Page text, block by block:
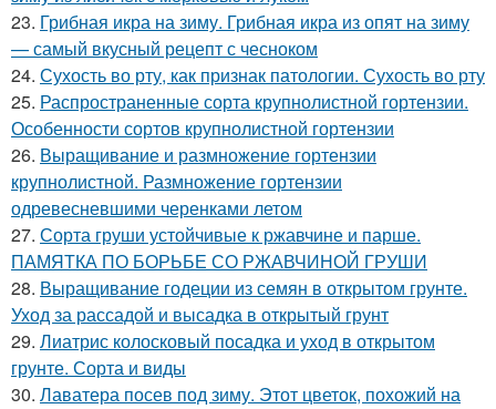
23. Грибная икра на зиму. Грибная икра из опят на зиму
— самый вкусный рецепт с чесноком
24. Сухость во рту, как признак патологии. Сухость во рту
25. Распространенные сорта крупнолистной гортензии.
Особенности сортов крупнолистной гортензии
26. Выращивание и размножение гортензии
крупнолистной. Размножение гортензии
одревесневшими черенками летом
27. Сорта груши устойчивые к ржавчине и парше.
ПАМЯТКА ПО БОРЬБЕ СО РЖАВЧИНОЙ ГРУШИ
28. Выращивание годеции из семян в открытом грунте.
Уход за рассадой и высадка в открытый грунт
29. Лиатрис колосковый посадка и уход в открытом
грунте. Сорта и виды
30. Лаватера посев под зиму. Этот цветок, похожий на